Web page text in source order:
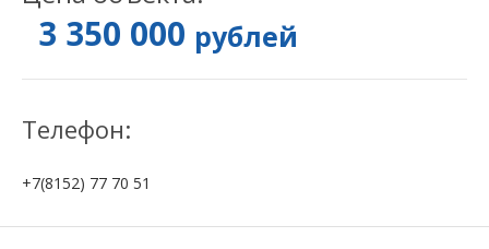
3 350 000 рублей
Телефон:
+7(8152) 77 70 51